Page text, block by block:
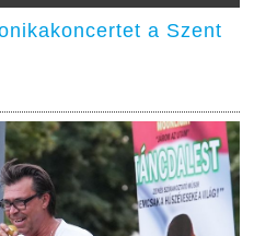
a Szent